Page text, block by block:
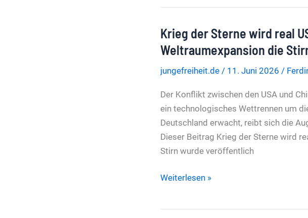
Nach
Belfast-
will
britische
Regierung
verschärfen
Krieg der Sterne wird real
Weltraumexpansion die
jungefreiheit.de / 11. Juni 2026 /
Der Konflikt zwischen den USA und
ein technologisches Wettrennen um
Deutschland erwacht, reibt sich die
Dieser Beitrag Krieg der Sterne wird
Stirn wurde veröffentlich
Krieg
Weiterlesen »